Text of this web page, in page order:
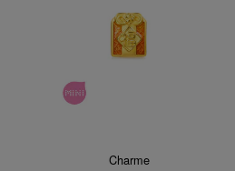
Charme